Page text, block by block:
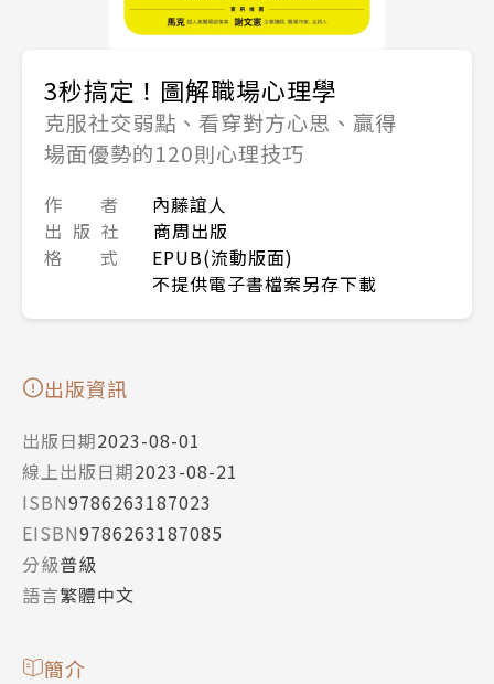
3秒搞定！圖解職場心理學
克服社交弱點、看穿對方心思、贏得
場面優勢的120則心理技巧
作 者
內藤誼人
出 版 社
商周出版
格 式
EPUB(流動版面)
不提供電子書檔案另存下載
出版資訊
出版日期2023-08-01
線上出版日期2023-08-21
ISBN9786263187023
EISBN9786263187085
分級普級
語言繁體中文
簡介